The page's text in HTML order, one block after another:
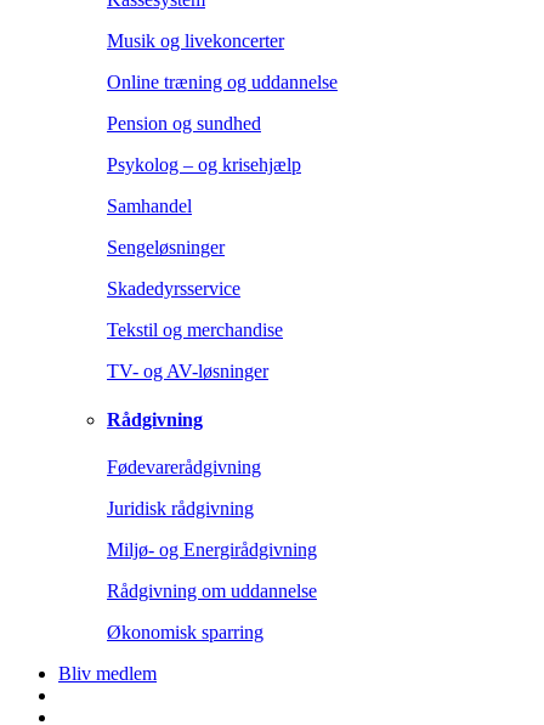
Musik og livekoncerter
Online træning og uddannelse
Pension og sundhed
Psykolog – og krisehjælp
Samhandel
Sengeløsninger
Skadedyrsservice
Tekstil og merchandise
TV- og AV-løsninger
Rådgivning
Fødevarerådgivning
Juridisk rådgivning
Miljø- og Energirådgivning
Rådgivning om uddannelse
Økonomisk sparring
Bliv medlem